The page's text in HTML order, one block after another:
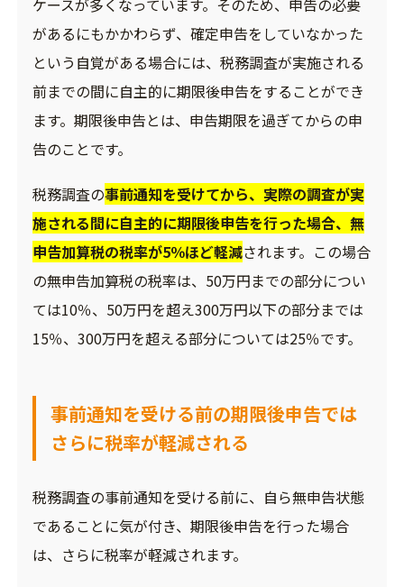
ケースが多くなっています。そのため、申告の必要
があるにもかかわらず、確定申告をしていなかった
という自覚がある場合には、税務調査が実施される
前までの間に自主的に期限後申告をすることができ
ます。期限後申告とは、申告期限を過ぎてからの申
告のことです。
税務調査の事前通知を受けてから、実際の調査が実
施される間に自主的に期限後申告を行った場合、無
申告加算税の税率が5％ほど軽減されます。この場合
の無申告加算税の税率は、50万円までの部分につい
ては10％、50万円を超え300万円以下の部分までは
15％、300万円を超える部分については25％です。
事前通知を受ける前の期限後申告では
さらに税率が軽減される
税務調査の事前通知を受ける前に、自ら無申告状態
であることに気が付き、期限後申告を行った場合
は、さらに税率が軽減されます。